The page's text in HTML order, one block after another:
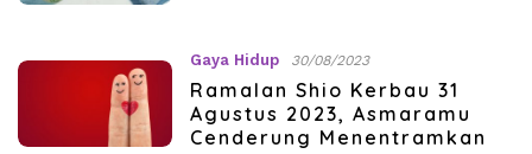
Gaya Hidup 30/08/2023
Ramalan Shio Kerbau 31
Agustus 2023, Asmaramu
Cenderung Menentramkan